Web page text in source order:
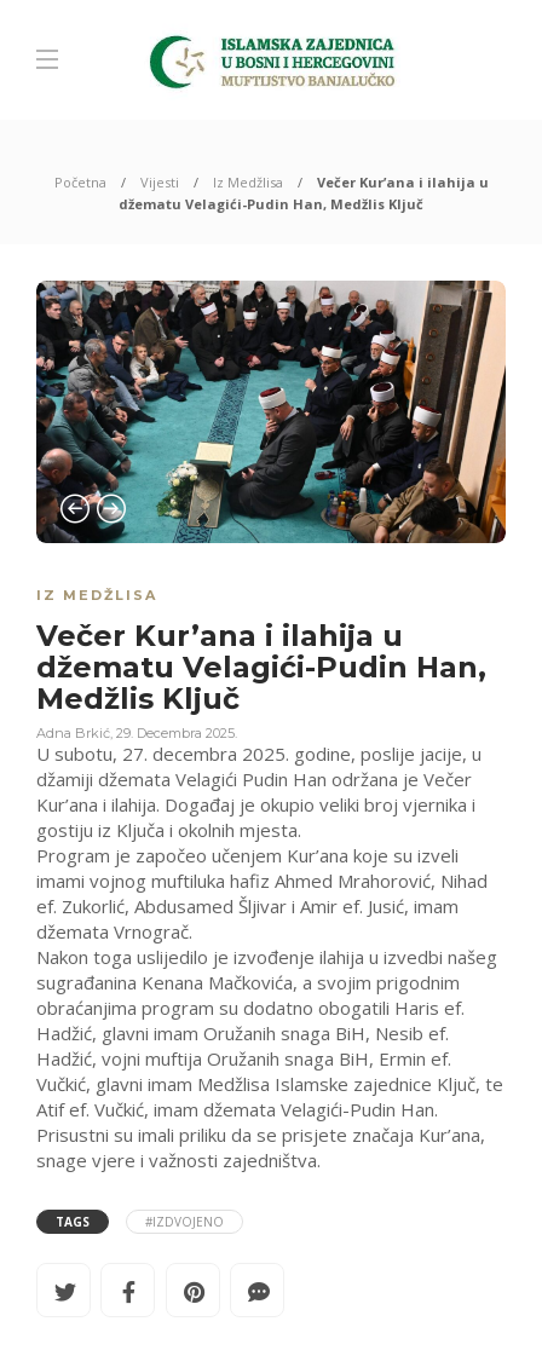
Početna Vijesti Iz Medžlisa
Večer Kur’ana i ilahija u
džematu Velagići-Pudin Han, Medžlis Ključ
IZ MEDŽLISA
Večer Kur’ana i ilahija u
džematu Velagići-Pudin Han,
Medžlis Ključ
Adna Brkić, 29. Decembra 2025.
U subotu, 27. decembra 2025. godine, poslije jacije, u
džamiji džemata Velagići Pudin Han održana je Večer
Kur’ana i ilahija. Događaj je okupio veliki broj vjernika i
gostiju iz Ključa i okolnih mjesta.
Program je započeo učenjem Kur’ana koje su izveli
imami vojnog muftiluka hafiz Ahmed Mrahorović, Nihad
ef. Zukorlić, Abdusamed Šljivar i Amir ef. Jusić, imam
džemata Vrnograč.
Nakon toga uslijedilo je izvođenje ilahija u izvedbi našeg
sugrađanina Kenana Mačkovića, a svojim prigodnim
obraćanjima program su dodatno obogatili Haris ef.
Hadžić, glavni imam Oružanih snaga BiH, Nesib ef.
Hadžić, vojni muftija Oružanih snaga BiH, Ermin ef.
Vučkić, glavni imam Medžlisa Islamske zajednice Ključ, te
Atif ef. Vučkić, imam džemata Velagići-Pudin Han.
Prisustni su imali priliku da se prisjete značaja Kur’ana,
snage vjere i važnosti zajedništva.
TAGS #IZDVOJENO